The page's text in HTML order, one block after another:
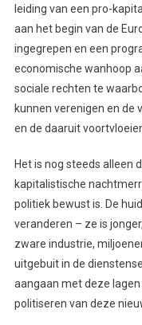
leiding van een pro-
aan het begin van de
ingegrepen en een
economische wanhoop
sociale rechten te
kunnen verenigen en de
en de daaruit
Het is nog steeds alleen
kapitalistische
politiek bewust is. De
veranderen – ze is
zware industrie,
uitgebuit in de
aangaan met deze
politiseren van deze